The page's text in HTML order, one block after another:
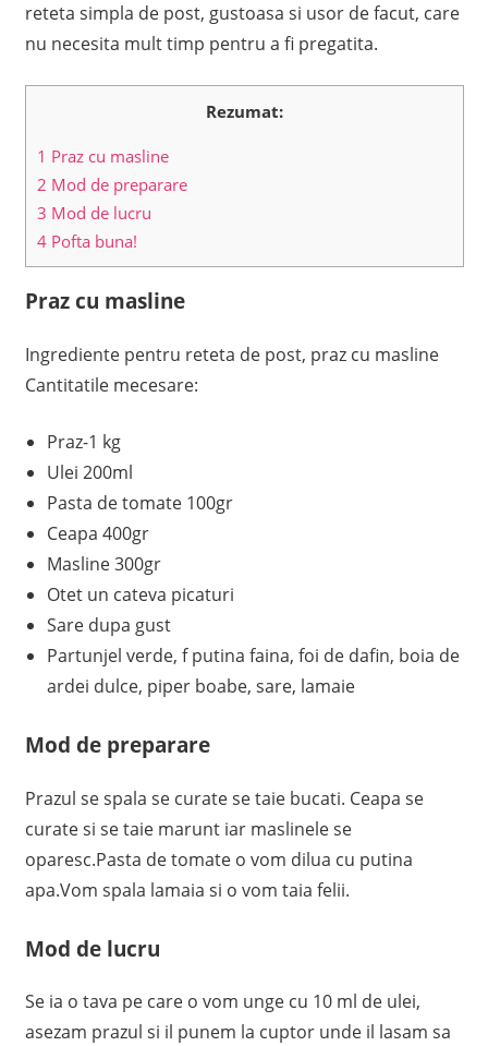
reteta simpla de post, gustoasa si usor de facut, care
nu necesita mult timp pentru a fi pregatita.
Rezumat:
1 Praz cu masline
2 Mod de preparare
3 Mod de lucru
4Pofta buna!
Praz cu masline
Ingrediente pentru reteta de post, praz cu masline
Cantitatile mecesare:
Praz-1 kg
Ulei 200ml
Pasta de tomate 100gr
Ceapa 400gr
Masline 300gr
Otet un cateva picaturi
Sare dupa gust
Partunjel verde, f putina faina, foi de dafin, boia de
ardei dulce, piper boabe, sare, lamaie
Mod de preparare
Prazul se spala se curate se taie bucati. Ceapa se
curate si se taie marunt iar maslinele se
oparesc.Pasta de tomate o vom dilua cu putina
apa.Vom spala lamaia si o vom taia felii.
Mod de lucru
Se ia o tava pe care o vom unge cu 10 ml de ulei,
asezam prazul si il punem la cuptor unde il lasam sa